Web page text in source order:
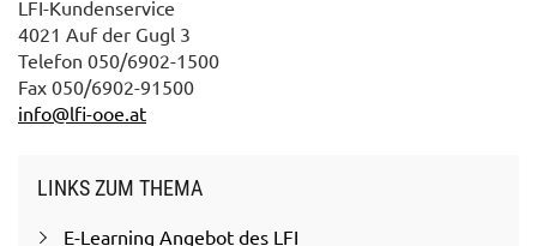
LFI-Kundenservice
4021 Auf der Gugl 3
Telefon 050/6902-1500
Fax 050/6902-91500
info@lfi-ooe.at
LINKS ZUM THEMA
E-Learning Angebot des LFI